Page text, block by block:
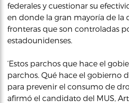
federales y cuestionar su
en donde la gran mayoría de la
fronteras que son controladas
estadounidenses.
‘Estos parchos que hace el
parchos. Qué hace el gobierno
para prevenir el consumo de
afirmó el candidato del MUS,